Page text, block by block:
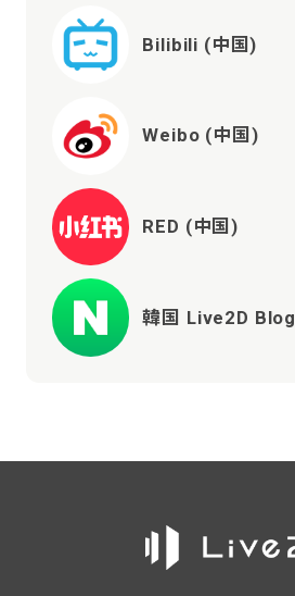
Bilibili (中国)
Weibo (中国)
RED (中国)
韓国 Live2D Blog